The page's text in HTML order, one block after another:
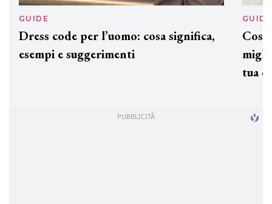
GUIDE
Dress code per l’uomo: cosa significa,
esempi e suggerimenti
GUIDE
tua